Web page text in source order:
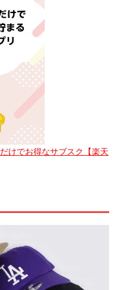
けでお得なサブスク【楽天